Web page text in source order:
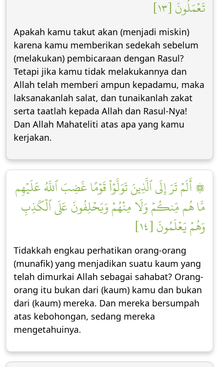
تَعۡمَلُونَ [١٣]
Apakah kamu takut akan (menjadi miskin)
karena kamu memberikan sedekah sebelum
(melakukan) pembicaraan dengan Rasul?
Tetapi jika kamu tidak melakukannya dan
Allah telah memberi ampun kepadamu, maka
laksanakanlah salat, dan tunaikanlah zakat
serta taatlah kepada Allah dan Rasul-Nya!
Dan Allah Mahateliti atas apa yang kamu
kerjakan.
۞ أَلَمۡ تَرَ إِلَى ٱلَّذِينَ تَوَلَّوۡاْ قَوۡمًا غَضِبَ ٱللَّهُ عَلَيۡهِم
مَّا هُم مِّنكُمۡ وَلَا مِنۡهُمۡ وَيَحۡلِفُونَ عَلَى ٱلۡكَذِبِ
وَهُمۡ يَعۡلَمُونَ [١٤]
Tidakkah engkau perhatikan orang-orang
(munafik) yang menjadikan suatu kaum yang
telah dimurkai Allah sebagai sahabat? Orang-
orang itu bukan dari (kaum) kamu dan bukan
dari (kaum) mereka. Dan mereka bersumpah
atas kebohongan, sedang mereka
mengetahuinya.